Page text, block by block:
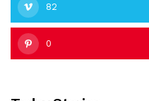
82
0